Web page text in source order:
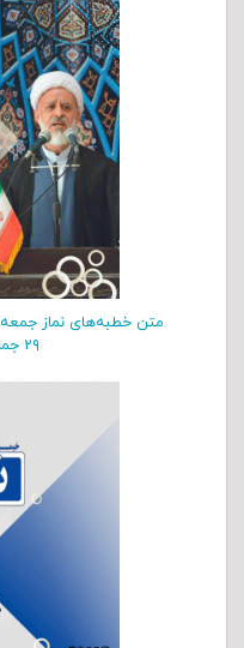
۲۹ جمادی الثانی ۱۴۴۲